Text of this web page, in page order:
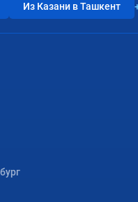
Из Казани в Ташкент